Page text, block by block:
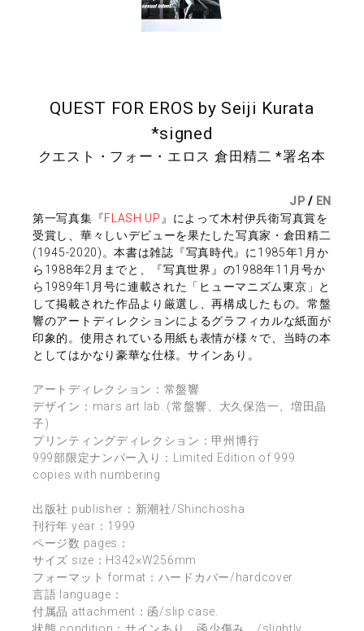
QUEST FOR EROS by Seiji Kurata
*signed
クエスト・フォー・エロス 倉田精二 *署名本
JP / EN
第一写真集『FLASH UP 』によって木村伊兵衛写真賞を
受賞し、華々しいデビューを果たした写真家・倉田精二
(1945-2020)。本書は雑誌『写真時代』に1985年1月か
ら1988年2月までと、『写真世界』の1988年11月号か
ら1989年1月号に連載された「ヒューマニズム東京」と
して掲載された作品より厳選し、再構成したもの。常盤
響のアートディレクションによるグラフィカルな紙面が
印象的。使用されている用紙も表情が様々で、当時の本
としてはかなり豪華な仕様。サインあり。
アートディレクション：常盤響
デザイン：mars art lab. (常盤響、大久保浩一、増田晶
子)
プリンティングディレクション：甲州博行
999部限定ナンバー入り：Limited Edition of 999
copies with numbering
出版社 publisher：新潮社/Shinchosha
刊行年 year：1999
ページ数 pages：
サイズ size：H342×W256mm
フォーマット format：ハードカバー/hardcover
言語 language：
付属品 attachment：函/slip case.
状態 condition：サインあり。函少傷み。/slightly